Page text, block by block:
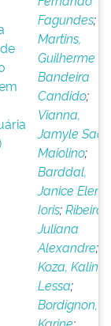
Fagundes;
Martins,
Guilherme
Bandeira
Candido;
Vianna,
Jamyle
Maiolino;
Barddal,
Janice Elena
Ioris;Ribeiro,
Juliana
Alexandre;
Koza,
Lessa;
Bordignon,